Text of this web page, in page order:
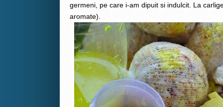
germeni, pe care i-am dipuit si indulcit. La
aromate).